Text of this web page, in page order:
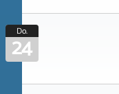
Do.
24